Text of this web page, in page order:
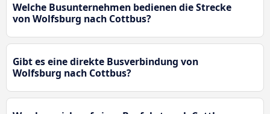
Welche Busunternehmen bedienen die Strecke
von Wolfsburg nach Cottbus?
Gibt es eine direkte Busverbindung von
Wolfsburg nach Cottbus?